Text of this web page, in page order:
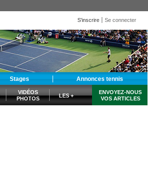
S'inscrire Se connecter
Stages Annonces tennis
VIDÉOS
PHOTOS
LES +
ENVOYEZ-NOUS
VOS ARTICLES